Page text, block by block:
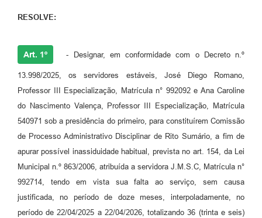
RESOLVE:
Art. 1º - Designar, em conformidade com o Decreto n.º
13.998/2025, os servidores estáveis, José Diego Romano,
Professor III Especialização, Matrícula n° 992092 e Ana Caroline
do Nascimento Valença, Professor III Especialização, Matrícula
540971 sob a presidência do primeiro, para constituírem Comissão
de Processo Administrativo Disciplinar de Rito Sumário, a fim de
apurar possível inassiduidade habitual, prevista no art. 154, da Lei
Municipal n.º 863/2006, atribuída a servidora J.M.S.C, Matrícula n°
992714, tendo em vista sua falta ao serviço, sem causa
justificada, no período de doze meses, interpoladamente, no
período de 22/04/2025 a 22/04/2026, totalizando 36 (trinta e seis)